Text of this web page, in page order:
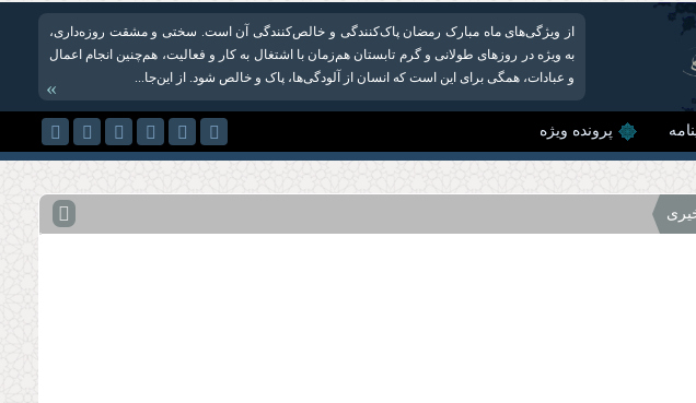
از ویژگی‌های ماه مبارک رمضان پاک‌کنندگی و خالص‌کنندگی آن است. سختی و مشقت روزه‌داری،
به ویژه در روزهای طولانی و گرم تابستان هم‌زمان با اشتغال به کار و فعالیت، هم‌چنین انجام اعمال
و عبادات، همگی برای این است که انسان از آلودگی‌ها، پاک و خالص شود. از این‌جا...
»
پرونده ویژه